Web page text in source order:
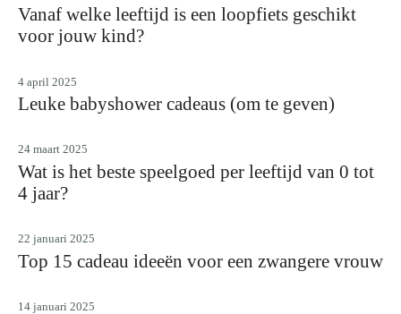
Vanaf welke leeftijd is een loopfiets geschikt
voor jouw kind?
4 april 2025
Leuke babyshower cadeaus (om te geven)
24 maart 2025
Wat is het beste speelgoed per leeftijd van 0 tot
4 jaar?
22 januari 2025
Top 15 cadeau ideeën voor een zwangere vrouw
14 januari 2025